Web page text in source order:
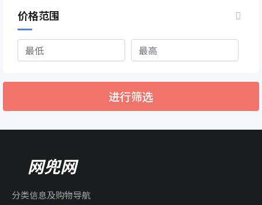
价格范围
进行筛选
网兜网
分类信息及购物导航